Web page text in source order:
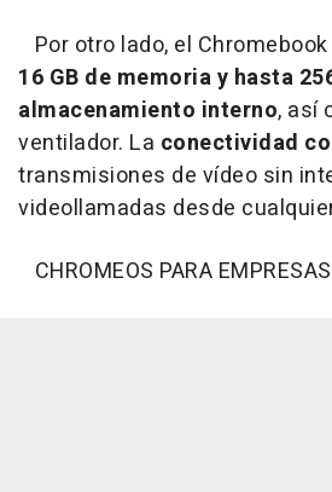
Por otro lado, el
16 GB de memoria y hasta
almacenamiento interno, así
ventilador. La conectividad
transmisiones de vídeo sin
videollamadas desde
CHROMEOS PARA